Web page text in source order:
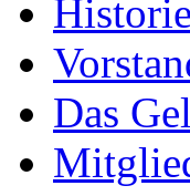
Historie
Das